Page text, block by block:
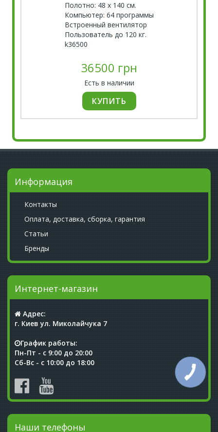
Полотно: 48 х 140 см.
Компьютер: 64 программы
Встроенный вентилятор
Пользователь до 120 кг.
k36500
36500 грн
Есть в наличии
Информация
Контакты
Оплата, доставка, сборка, гарантия
Статьи
Бренды
Интернет-магазин
Адрес:
г. Киев ул. Миколайчука 7
График работы:
Пн-Пт - с 9:00 до 20:00
Сб-Вс - с 10:00 до 18:00
Наши телефоны